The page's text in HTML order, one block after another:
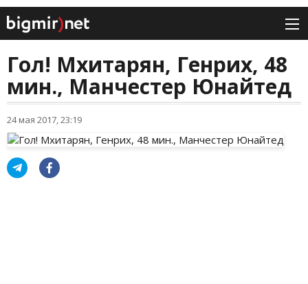
Гол! Мхитарян, Генрих, 48
мин., Манчестер Юнайтед
24 мая 2017, 23:19